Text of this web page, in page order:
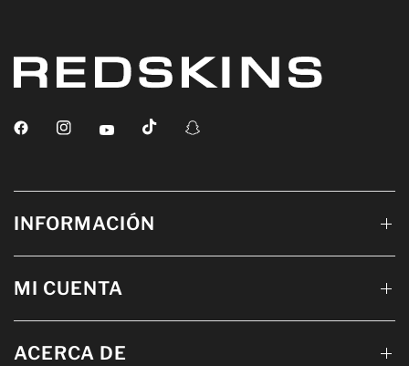
INFORMACIÓN
MI CUENTA
ACERCA DE